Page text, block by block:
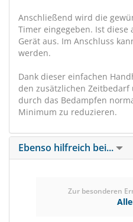
Anschließend wird die
Timer eingegeben. Ist diese
Gerät aus. Im Anschluss
werden.
Dank dieser einfachen
den zusätzlichen
durch das Bedampfen
Minimum zu reduzieren.
Ebenso hilfreich bei...
Zur besonderen